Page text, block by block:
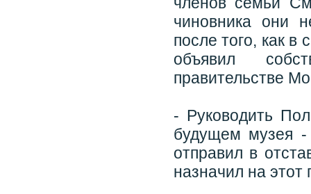
чиновника они
после того, как в
объявил
правительстве
- Руководить
будущем музея
отправил в
назначил на